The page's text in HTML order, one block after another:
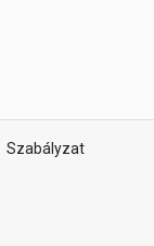
Szabályzat